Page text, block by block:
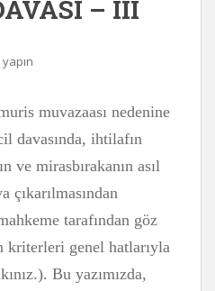
– III
muvazaası nedenine
davasında, ihtilafın
ve mirasbırakanın asıl
çıkarılmasından
tarafından göz
kriterleri genel hatlarıyla
Bu yazımızda,